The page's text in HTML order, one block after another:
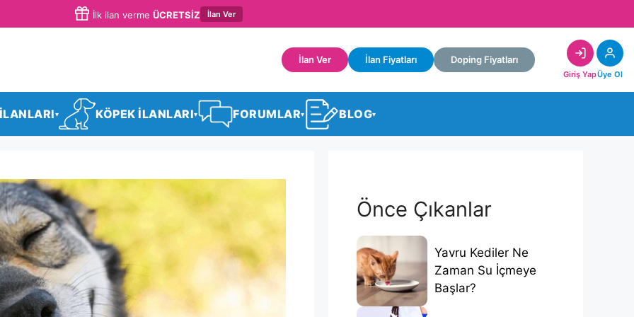
İlk ilan verme ÜCRETSİZ İlan Ver
İlan Ver İlan Fiyatları Doping Fiyatları
Giriş YapÜye Ol
▾ KÖPEK İLANLARI▾ FORUMLAR▾ BLOG▾
Önce Çıkanlar
Yavru Kediler Ne
Zaman Su İçmeye
Başlar?